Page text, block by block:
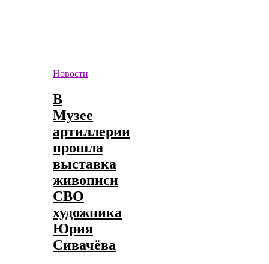
Новости
В
Музее
артиллерии
прошла
выставка
живописи
СВО
художника
Юрия
Сивачёва